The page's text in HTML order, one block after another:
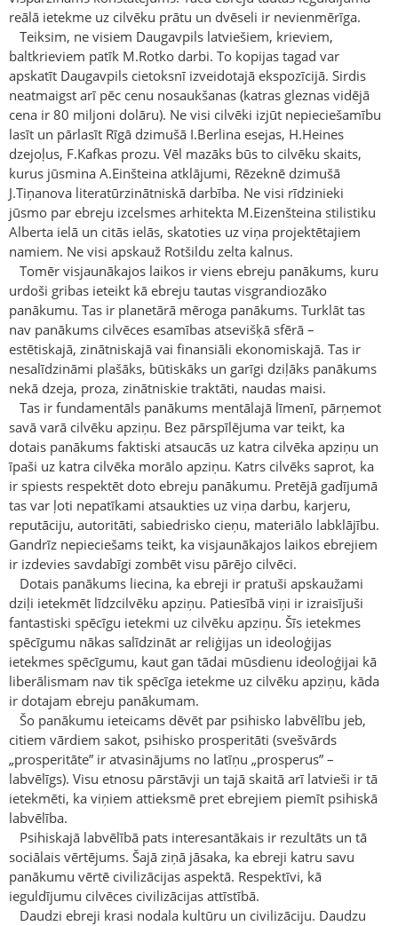
reālā ietekme uz cilvēku prātu un dvēseli ir nevienmērīga.
Teiksim, ne visiem Daugavpils latviešiem, krieviem,
baltkrieviem patīk M.Rotko darbi. To kopijas tagad var
apskatīt Daugavpils cietoksnī izveidotajā ekspozīcijā. Sirdis
neatmaigst arī pēc cenu nosaukšanas (katras gleznas vidējā
cena ir 80 miljoni dolāru). Ne visi cilvēki izjūt nepieciešamību
lasīt un pārlasīt Rīgā dzimušā I.Berlina esejas, H.Heines
dzejoļus, F.Kafkas prozu. Vēl mazāks būs to cilvēku skaits,
kurus jūsmina A.Einšteina atklājumi, Rēzeknē dzimušā
J.Tiņanova literatūrzinātniskā darbība. Ne visi rīdzinieki
jūsmo par ebreju izcelsmes arhitekta M.Eizenšteina stilistiku
Alberta ielā un citās ielās, skatoties uz viņa projektētajiem
namiem. Ne visi apskauž Rotšildu zelta kalnus.
Tomēr visjaunākajos laikos ir viens ebreju panākums, kuru
urdoši gribas ieteikt kā ebreju tautas visgrandiozāko
panākumu. Tas ir planetārā mēroga panākums. Turklāt tas
nav panākums cilvēces esamības atsevišķā sfērā –
estētiskajā, zinātniskajā vai finansiāli ekonomiskajā. Tas ir
nesalīdzināmi plašāks, būtiskāks un garīgi dziļāks panākums
nekā dzeja, proza, zinātniskie traktāti, naudas maisi.
Tas ir fundamentāls panākums mentālajā līmenī, pārņemot
savā varā cilvēku apziņu. Bez pārspīlējuma var teikt, ka
dotais panākums faktiski atsaucās uz katra cilvēka apziņu un
īpaši uz katra cilvēka morālo apziņu. Katrs cilvēks saprot, ka
ir spiests respektēt doto ebreju panākumu. Pretējā gadījumā
tas var ļoti nepatīkami atsaukties uz viņa darbu, karjeru,
reputāciju, autoritāti, sabiedrisko cieņu, materiālo labklājību.
Gandrīz nepieciešams teikt, ka visjaunākajos laikos ebrejiem
ir izdevies savdabīgi zombēt visu pārējo cilvēci.
Dotais panākums liecina, ka ebreji ir pratuši apskaužami
dziļi ietekmēt līdzcilvēku apziņu. Patiesībā viņi ir izraisījuši
fantastiski spēcīgu ietekmi uz cilvēku apziņu. Šīs ietekmes
spēcīgumu nākas salīdzināt ar reliģijas un ideoloģijas
ietekmes spēcīgumu, kaut gan tādai mūsdienu ideoloģijai kā
liberālismam nav tik spēcīga ietekme uz cilvēku apziņu, kāda
ir dotajam ebreju panākumam.
Šo panākumu ieteicams dēvēt par psihisko labvēlību jeb,
citiem vārdiem sakot, psihisko prosperitāti (svešvārds
„prosperitāte” ir atvasinājums no latīņu „prosperus” –
labvēlīgs). Visu etnosu pārstāvji un tajā skaitā arī latvieši ir tā
ietekmēti, ka viņiem attieksmē pret ebrejiem piemīt psihiskā
labvēlība.
Psihiskajā labvēlībā pats interesantākais ir rezultāts un tā
sociālais vērtējums. Šajā ziņā jāsaka, ka ebreji katru savu
panākumu vērtē civilizācijas aspektā. Respektīvi, kā
ieguldījumu cilvēces civilizācijas attīstībā.
Daudzi ebreji krasi nodala kultūru un civilizāciju. Daudzu